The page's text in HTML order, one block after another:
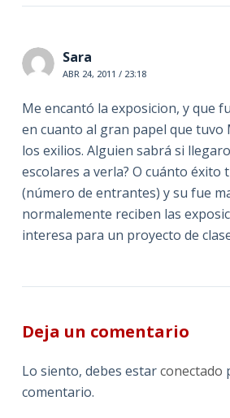
Sara
ABR 24, 2011 / 23:18
Me encantó la exposicion, y que
en cuanto al gran papel que tuvo
los exilios. Alguien sabrá si
escolares a verla? O cuánto éxito
(número de entrantes) y su fue
normalemente reciben las
interesa para un proyecto de
Deja un comentario
Lo siento, debes estarconectado
comentario.